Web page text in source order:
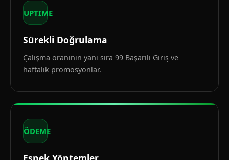
UPTIME
Sürekli Doğrulama
Çalışma oranının yanı sıra 99 Başarılı Giriş ve
haftalık promosyonlar.
ÖDEME